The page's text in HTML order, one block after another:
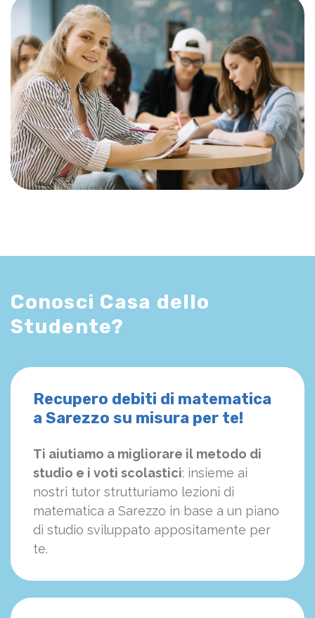
Conosci Casa dello
Studente?
Recupero debiti di matematica
a Sarezzo su misura per te!
Ti aiutiamo a migliorare il metodo di
studio e i voti scolastici: insieme ai
nostri tutor strutturiamo lezioni di
matematica a Sarezzo in base a un piano
di studio sviluppato appositamente per
te.